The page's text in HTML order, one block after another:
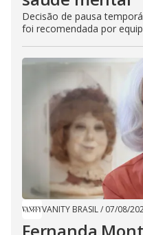
Decisão de pausa
foi recomendada por
VANITY BRASIL/ 07/08/
Fernanda